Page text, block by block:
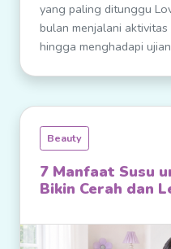
yang paling ditunggu
bulan menjalani
hingga menghadapi
Beauty
7 Manfaat Susu
Bikin Cerah dan